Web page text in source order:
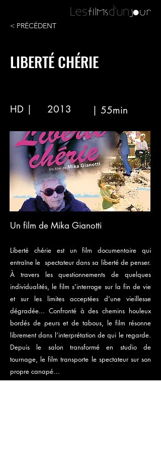
< PRÉCÉDENT
LIBERTÉ CHÉRIE
HD | 2013 | 55min
Un film de Mika Gianotti
Liberté chérie est un film documentaire qui
entraîne le spectateur dans sa liberté de penser.
À travers les questionnements de quelques
individualités, le film s'interroge sur la fin de vie
et sur les limites acceptées d'une vieillesse
dégradée... Confronté à des chemins houleux
bordés de peurs et de tabous, le film résonne
librement dans l’interprétation de qui le regarde.
Depuis le salon transformé en studio de
tournage, le film transporte le spectateur sur son
propre canapé…